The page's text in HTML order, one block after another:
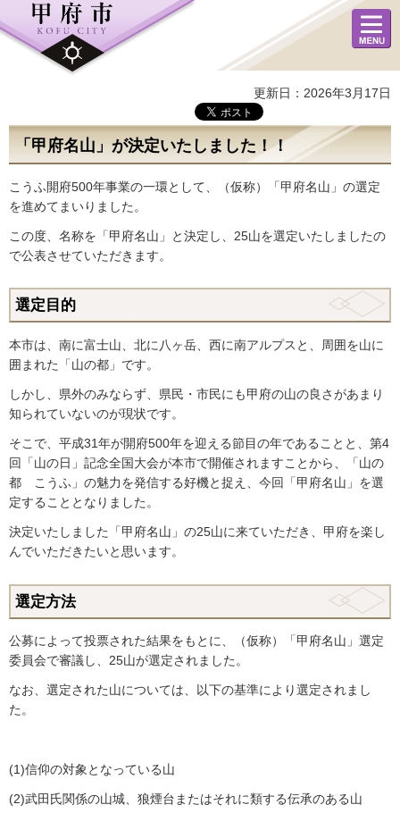
メニュ
ー
更新日：2026年3月17日
「甲府名山」が決定いたしました！！
こうふ開府500年事業の一環として、（仮称）「甲府名山」の選定
を進めてまいりました。
この度、名称を「甲府名山」と決定し、25山を選定いたしましたの
で公表させていただきます。
選定目的
本市は、南に富士山、北に八ヶ岳、西に南アルプスと、周囲を山に
囲まれた「山の都」です。
しかし、県外のみならず、県民・市民にも甲府の山の良さがあまり
知られていないのが現状です。
そこで、平成31年が開府500年を迎える節目の年であることと、第4
回「山の日」記念全国大会が本市で開催されますことから、「山の
都 こうふ」の魅力を発信する好機と捉え、今回「甲府名山」を選
定することとなりました。
決定いたしました「甲府名山」の25山に来ていただき、甲府を楽し
んでいただきたいと思います。
選定方法
公募によって投票された結果をもとに、（仮称）「甲府名山」選定
委員会で審議し、25山が選定されました。
なお、選定された山については、以下の基準により選定されまし
た。
(1)信仰の対象となっている山
(2)武田氏関係の山城、狼煙台またはそれに類する伝承のある山